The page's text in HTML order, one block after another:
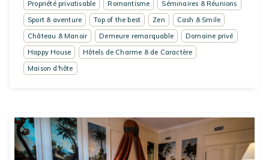
Propriété privatisable Romantisme
Séminaires & Réunions
Sport & aventure
Top of the best Zen
Cash & Smile
Château & Manoir
Demeure remarquable
Domaine privé
Happy House
Hôtels de Charme & de Caractère
Maison d'hôte